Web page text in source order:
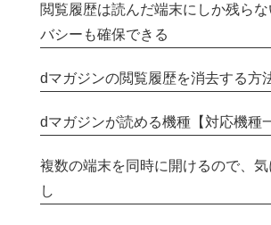
閲覧履歴は読んだ端末にしか残らな
バシーも確保できる
dマガジンの閲覧履歴を消去する方
dマガジンが読める機種【対応機種
複数の端末を同時に開けるので、
し